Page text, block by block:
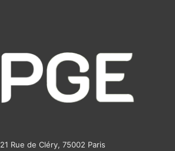
21 Rue de Cléry, 75002 Paris